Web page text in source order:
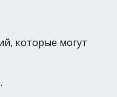
которые могут